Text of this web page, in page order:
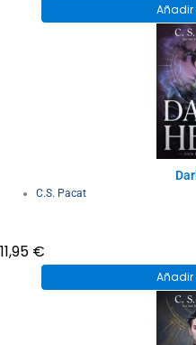
C.S. Pacat
11,95 €